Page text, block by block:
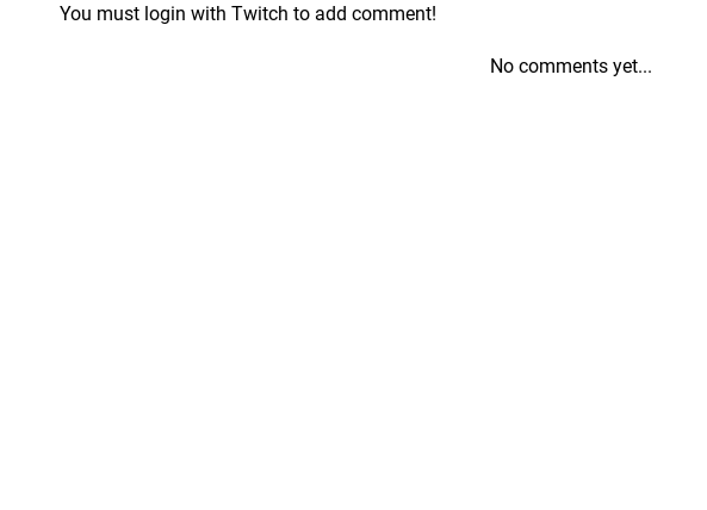
You must login with Twitch to add comment!
No comments yet...